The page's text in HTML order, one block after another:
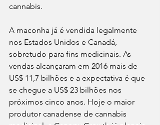
cannabis.
A maconha já é vendida legalmente
nos Estados Unidos e Canadá,
sobretudo para fins medicinais. As
vendas alcançaram em 2016 mais de
US$ 11,7 bilhões e a expectativa é que
se chegue a US$ 23 bilhões nos
próximos cinco anos. Hoje o maior
produtor canadense de cannabis